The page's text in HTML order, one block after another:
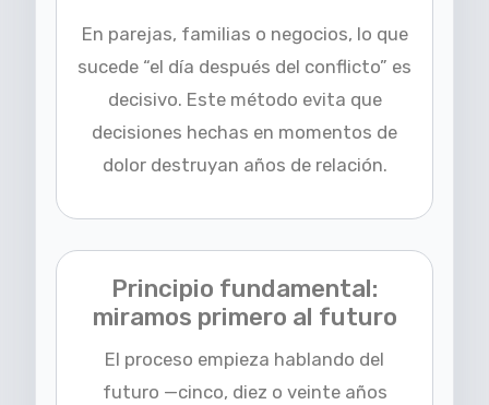
En parejas, familias o negocios, lo que
sucede “el día después del conflicto” es
decisivo. Este método evita que
decisiones hechas en momentos de
dolor destruyan años de relación.
Principio fundamental:
miramos primero al futuro
El proceso empieza hablando del
futuro —cinco, diez o veinte años